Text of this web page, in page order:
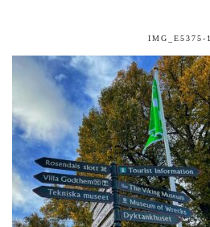
IMG_E5375-1